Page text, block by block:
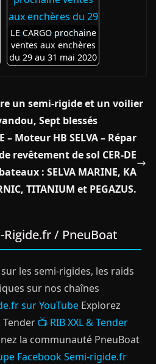
LE CARGO prochaine
ventes aux enchères
du 29 au 31 mai 2020
un semi-rigide et un voilier
Sept blessés
– Moteur HB SELVA – Répar
revêtement de sol CER-DE
: SELVA MARINE, KA
TITANIUM et PEGAZUS.
/ PneuBoat
les semi-rigides, les raids
sur nos chaînes
sur YouTube Explorez
Tender 📺 RIB XXL & Tender
la communauté PneuBoat
Facebook Semi-rigide.fr